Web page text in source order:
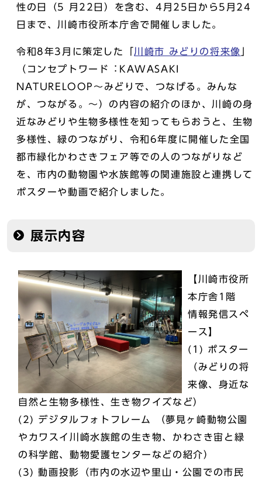
性の日（5 月22日）を含む、4月25日から5月24
日まで、川崎市役所本庁舎で開催しました。
令和8年3月に策定した「 川崎市 みどりの将来像
（コンセプトワード︓KAWASAKI
NATURELOOP〜みどりで、つなげる。みんな
が、つながる。〜）の内容の紹介のほか、川崎の身
近なみどりや生物多様性を知ってもらおうと、生物
多様性、緑のつながり、令和6年度に開催した全国
都市緑化かわさきフェア等での人のつながりなど
を、市内の動物園や水族館等の関連施設と連携して
ポスターや動画で紹介しました。
展示内容
【川崎市役所
本庁舎1階
情報発信スペ
ース】
(1) ポスター
（みどりの将
来像、身近な
自然と生物多様性、生き物クイズなど）
(2) デジタルフォトフレーム （夢見ヶ崎動物公園
やカワスイ川崎水族館の生き物、かわさき宙と緑
の科学館、動物愛護センターなどの紹介）
(3) 動画投影（市内の水辺や里山・公園での市民